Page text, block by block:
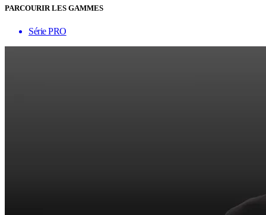
PARCOURIR LES GAMMES
Série PRO